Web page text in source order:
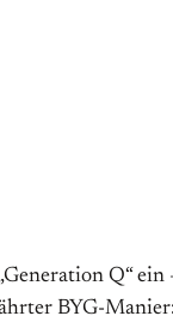
Q“
BYG-